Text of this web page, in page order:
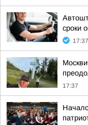
сроки
17:37
17:37